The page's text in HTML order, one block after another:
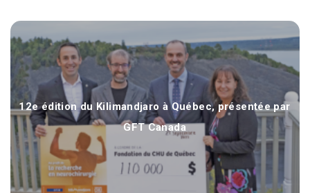
12e édition du Kilimandjaro à Québec, présentée par
GFT Canada